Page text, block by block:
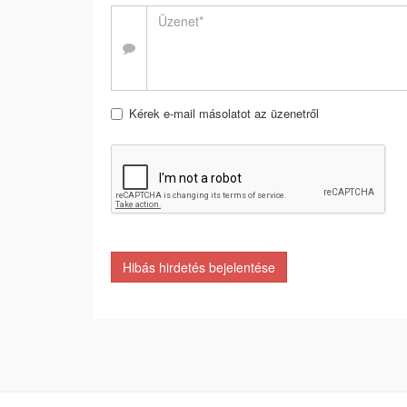
Kérek e-mail másolatot az üzenetről
Hibás hirdetés bejelentése